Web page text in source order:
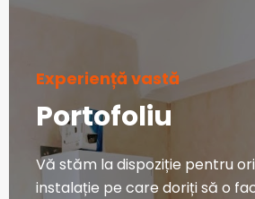
Experiență vastă
Portofoliu
Vă stăm la dispoziție pentru
instalație pe care doriți să o